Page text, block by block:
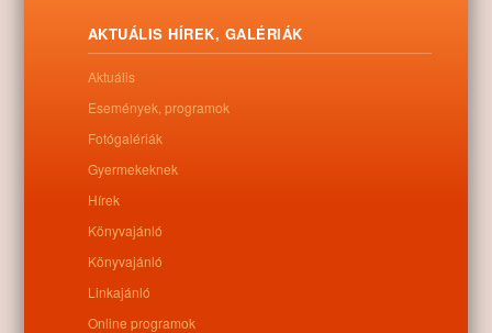
352, a megyéből pedig nyolc település nevezett be.
Letöltés
Kapcsolódó anyagok
Nem található kapcsolódó anyag
AKTUÁLIS HÍREK, GALÉRIÁK
Aktuális
Események, programok
Fotógalériák
Gyermekeknek
Hírek
Könyvajánló
Könyvajánló
Linkajánló
Online programok